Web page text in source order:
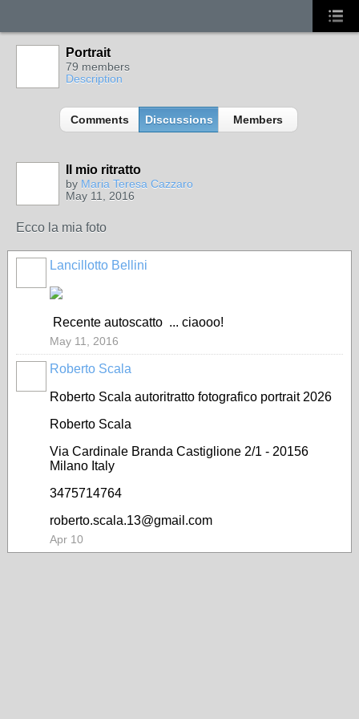
Portrait
79 members
Description
Comments Discussions Members
Il mio ritratto
by Maria Teresa Cazzaro
May 11, 2016
Ecco la mia foto
Lancillotto Bellini
Recente autoscatto ... ciaooo!
May 11, 2016
Roberto Scala
Roberto Scala autoritratto fotografico portrait 2026
Roberto Scala
Via Cardinale Branda Castiglione 2/1 - 20156
Milano Italy
3475714764
roberto.scala.13@gmail.com
Apr 10